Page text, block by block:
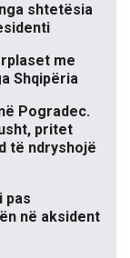
shtetësia
me
Shqipëria
Pogradec.
pritet
të ndryshojë
pas
në aksident